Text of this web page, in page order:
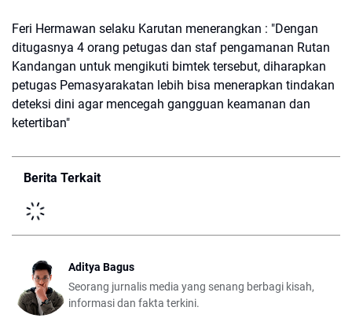
Feri Hermawan selaku Karutan menerangkan : "Dengan
ditugasnya 4 orang petugas dan staf pengamanan Rutan
Kandangan untuk mengikuti bimtek tersebut, diharapkan
petugas Pemasyarakatan lebih bisa menerapkan tindakan
deteksi dini agar mencegah gangguan keamanan dan
ketertiban"
Berita Terkait
Aditya Bagus
Seorang jurnalis media yang senang berbagi kisah,
informasi dan fakta terkini.